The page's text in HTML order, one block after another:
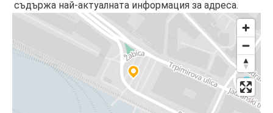
съдържа най-актуалната информация за адреса.